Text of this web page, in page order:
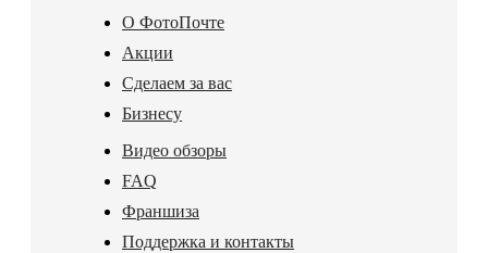
О ФотоПочте
Акции
Сделаем за вас
Бизнесу
Видео обзоры
FAQ
Франшиза
Поддержка и контакты